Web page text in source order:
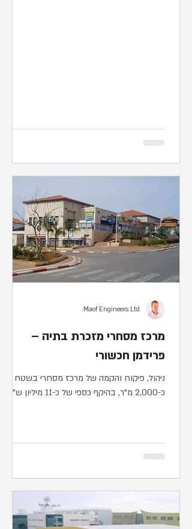
מרכז מסחרי מזכרת בתיה –
פרידמן חכשורי
ניהול, פיקוח והקמה של מרכז מסחרי בשטח של
כ-2,000 מ"ר, בהיקף כספי של כ-11 מיליון ש"ח.
Maof Engineers Ltd.